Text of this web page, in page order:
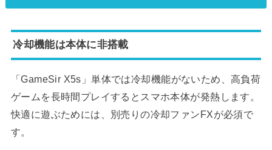
冷却機能は本体に非搭載
「GameSir X5s」単体では冷却機能がないため、高負荷
ゲームを長時間プレイするとスマホ本体が発熱します。
快適に遊ぶためには、別売りの冷却ファンFXが必須で
す。